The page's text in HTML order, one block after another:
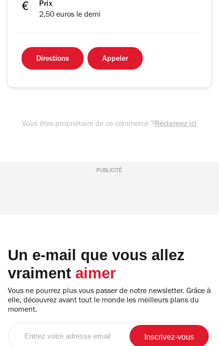
Prix
2,50 euros le demi
Directions Appeler
Vous êtes propriétaire de ce commerce ?Réclamez ici
PUBLICITÉ
Un e-mail que vous allez
vraiment aimer
Vous ne pourrez plus vous passer de notre newsletter. Grâce à
elle, découvrez avant tout le monde les meilleurs plans du
moment.